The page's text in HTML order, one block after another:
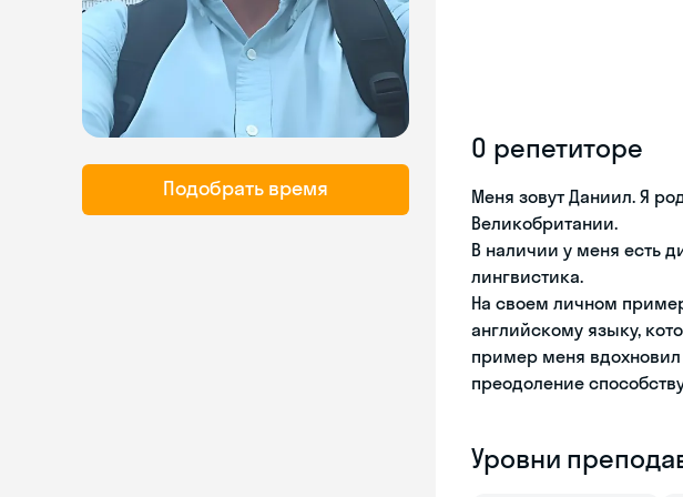
Подобрать время
О репетиторе
Меня зовут Даниил. Я
Великобритании.
В наличии у меня есть
лингвистика.
На своем личном
английскому языку,
пример меня вдохновил
преодоление
Уровни